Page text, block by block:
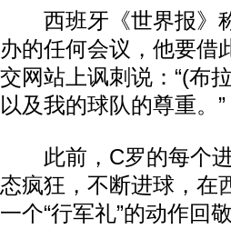
西班牙《世界报》称
办的任何会议，他要借
交网站上讽刺说：“(布
以及我的球队的尊重。”
此前，C罗的每个进
态疯狂，不断进球，在
一个“行军礼”的动作回